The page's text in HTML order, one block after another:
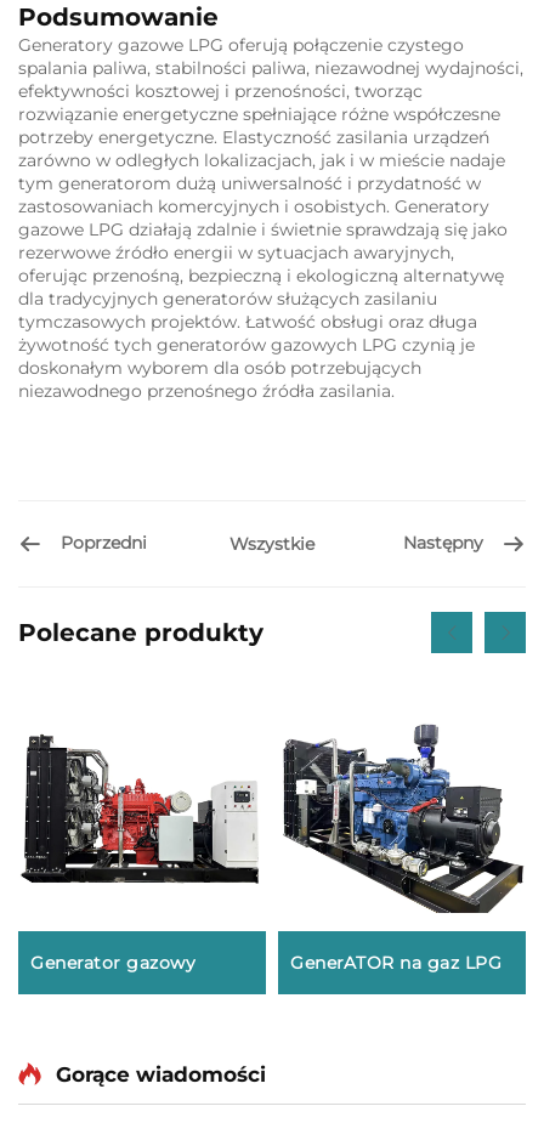
Podsumowanie
Generatory gazowe LPG oferują połączenie czystego
spalania paliwa, stabilności paliwa, niezawodnej wydajności,
efektywności kosztowej i przenośności, tworząc
rozwiązanie energetyczne spełniające różne współczesne
potrzeby energetyczne. Elastyczność zasilania urządzeń
zarówno w odległych lokalizacjach, jak i w mieście nadaje
tym generatorom dużą uniwersalność i przydatność w
zastosowaniach komercyjnych i osobistych. Generatory
gazowe LPG działają zdalnie i świetnie sprawdzają się jako
rezerwowe źródło energii w sytuacjach awaryjnych,
oferując przenośną, bezpieczną i ekologiczną alternatywę
dla tradycyjnych generatorów służących zasilaniu
tymczasowych projektów. Łatwość obsługi oraz długa
żywotność tych generatorów gazowych LPG czynią je
doskonałym wyborem dla osób potrzebujących
niezawodnego przenośnego źródła zasilania.
Poprzedni Wszystkie Następny
Polecane produkty
Generator gazowy GenerATOR na gaz LPG
Gorące wiadomości